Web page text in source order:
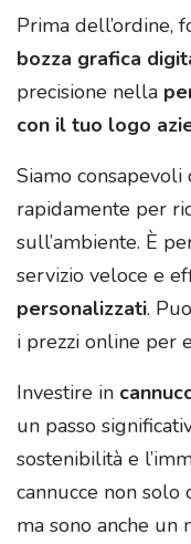
Prima dell’ordine,
bozza grafica
precisione nella
con il tuo logo
Siamo consapevoli
rapidamente per
sull’ambiente. È
servizio veloce e
personalizzati.
i prezzi online per
Investire in
un passo
sostenibilità e
cannucce non solo
ma sono anche un